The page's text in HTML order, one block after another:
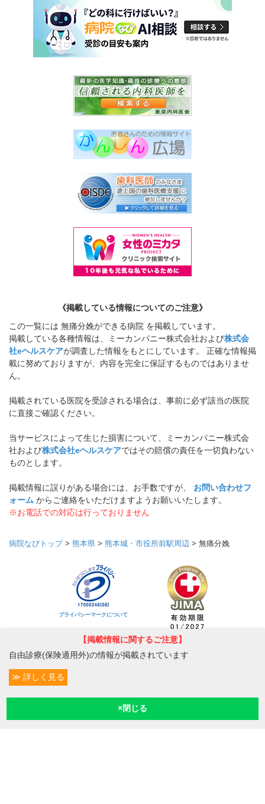
《掲載している情報についてのご注意》
この一覧には 無痛分娩ができる病院 を掲載しています。
掲載している各種情報は、ミーカンパニー株式会社および株式会
社eヘルスケアが調査した情報をもとにしています。 正確な情報掲
載に努めておりますが、内容を完全に保証するものではありませ
ん。
掲載されている医院を受診される場合は、事前に必ず該当の医院
に直接ご確認ください。
当サービスによって生じた損害について、ミーカンパニー株式会
社および株式会社eヘルスケアではその賠償の責任を一切負わない
ものとします。
掲載情報に誤りがある場合には、お手数ですが、 お問い合わせフ
ォーム からご連絡をいただけますようお願いいたします。
※お電話での対応は行っておりません
病院なびトップ> 熊本県 > 熊本城・市役所前駅周辺 > 無痛分娩
プライバシーマークについて
トップ
現在診療
【掲載情報に関するご注意】
自由診療(保険適用外)の情報が掲載されています
詳しく見る